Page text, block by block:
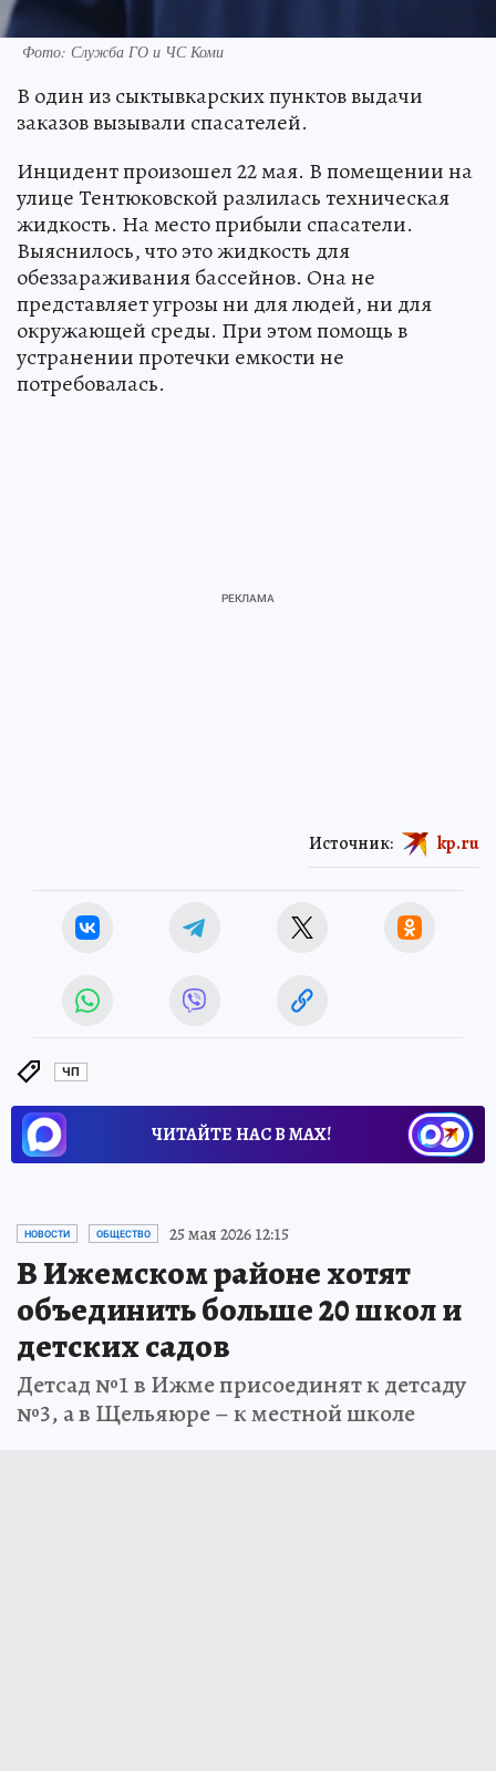
Фото: Служба ГО и ЧС Коми
В один из сыктывкарских пунктов выдачи
заказов вызывали спасателей.
Инцидент произошел 22 мая. В помещении на
улице Тентюковской разлилась техническая
жидкость. На место прибыли спасатели.
Выяснилось, что это жидкость для
обеззараживания бассейнов. Она не
представляет угрозы ни для людей, ни для
окружающей среды. При этом помощь в
устранении протечки емкости не
потребовалась.
Источник: kp.ru
ЧП
ЧИТАЙТЕ НАС В МАХ!
НОВОСТИ ОБЩЕСТВО 25 мая 2026 12:15
В Ижемском районе хотят
объединить больше 20 школ и
детских садов
Детсад №1 в Ижме присоединят к детсаду
№3, а в Щельяюре – к местной школе